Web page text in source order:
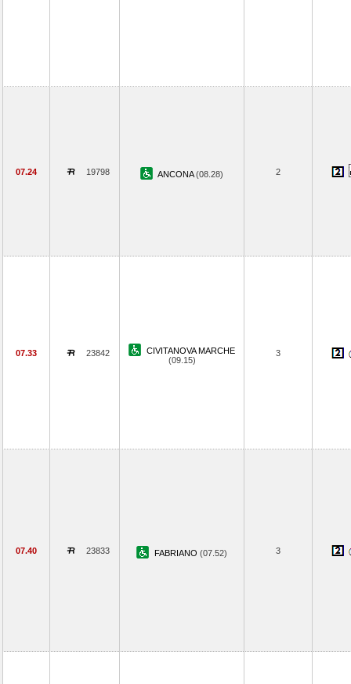
07.24 19798 ANCONA(08.28) 2
07.33 23842
CIVITANOVA MARCHE
(09.15)
3
07.40 23833 FABRIANO (07.52) 3